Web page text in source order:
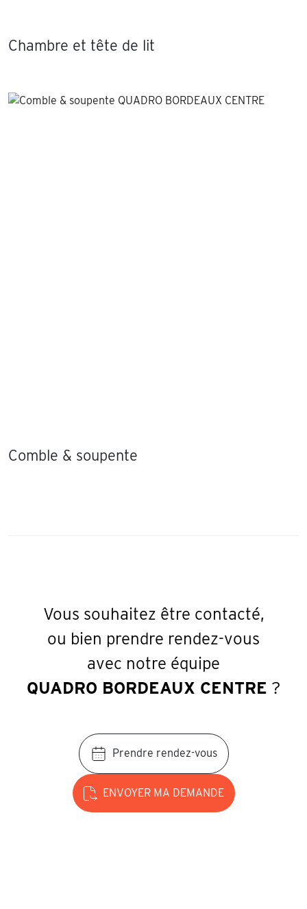
Chambre et tête de lit
Comble & soupente
Vous souhaitez être contacté,
ou bien prendre rendez-vous
avec notre équipe
QUADRO BORDEAUX CENTRE ?
Prendre rendez-vous
ENVOYER MA DEMANDE